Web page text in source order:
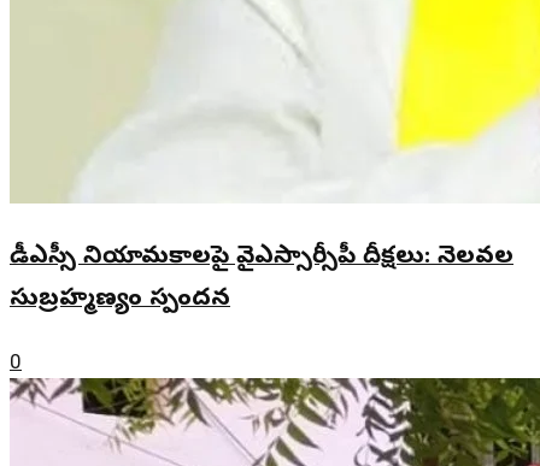
డీఎస్సీ నియామకాలపై వైఎస్సార్సీపీ దీక్షలు: నెలవల
సుబ్రహ్మణ్యం స్పందన
0